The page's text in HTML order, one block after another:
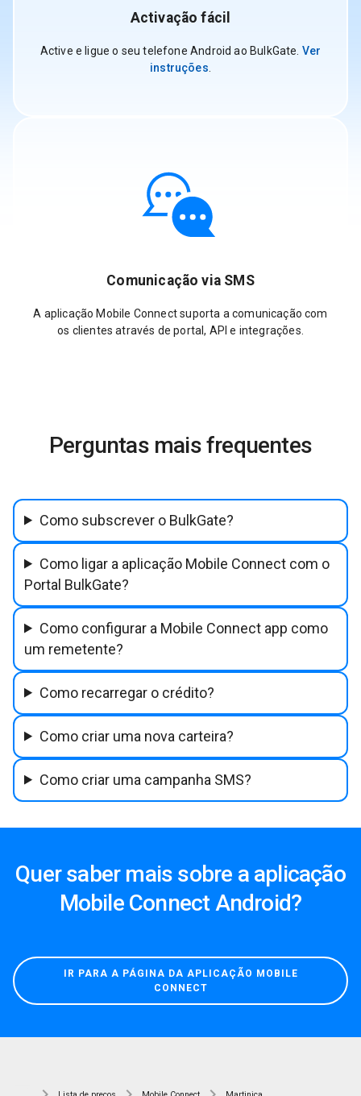
Activação fácil
Active e ligue o seu telefone Android ao BulkGate. Ver
instruções
Comunicação via SMS
A aplicação Mobile Connect suporta a comunicação com
os clientes através de portal, API e integrações.
Perguntas mais frequentes
Como subscrever o BulkGate?
Como ligar a aplicação Mobile Connect com o
Portal BulkGate?
Como configurar a Mobile Connect app como
um remetente?
Como recarregar o crédito?
Como criar uma nova carteira?
Como criar uma campanha SMS?
Quer saber mais sobre a aplicação
Mobile Connect Android?
IR PARA A PÁGINA DA APLICAÇÃO MOBILE
CONNECT